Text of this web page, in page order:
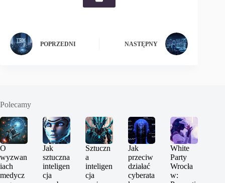
POPRZEDNI NASTĘPNY
Polecamy
O
wyzwan
iach
medycz
Jak
sztuczna
inteligen
cja
Sztuczn
a
inteligen
cja
Jak
przeciw
działać
cyberata
White
Party
Wrocła
w: